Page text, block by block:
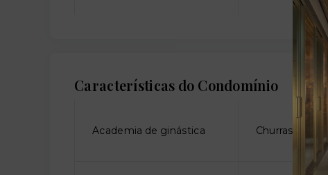
Características do Condomínio
Academia de ginástica Churrasqueira